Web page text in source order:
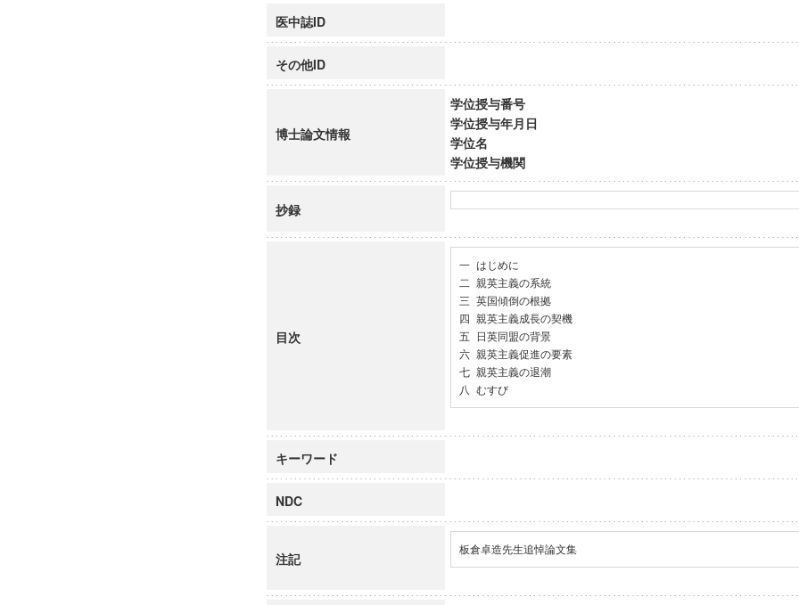
医中誌ID
その他ID
博士論文情報
学位授与番号
学位授与年月日
学位名
学位授与機関
抄録
目次
一 はじめに
二 親英主義の系統
三 英国傾倒の根拠
四 親英主義成長の契機
五 日英同盟の背景
六 親英主義促進の要素
七 親英主義の退潮
八 むすび
キーワード
NDC
注記
板倉卓造先生追悼論文集